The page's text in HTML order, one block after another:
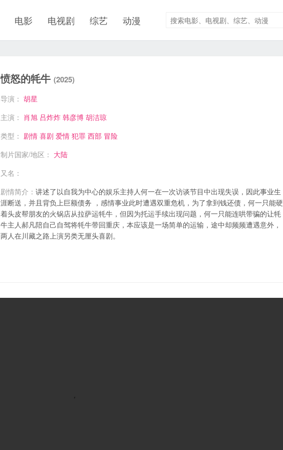
电影 电视剧 综艺 动漫
愤怒的牦牛 (2025)
导演： 胡星
主演： 肖旭 吕炸炸 韩彦博 胡洁琼
类型： 剧情 喜剧 爱情 犯罪 西部 冒险
制片国家/地区： 大陆
又名：
剧情简介： 讲述了以自我为中心的娱乐主持人何一在一次访谈节目中出现失误，因此事业生
涯断送，并且背负上巨额债务 ，感情事业此时遭遇双重危机，为了拿到钱还债，何一只能硬
着头皮帮朋友的火锅店从拉萨运牦牛，但因为托运手续出现问题，何一只能连哄带骗的让牦
牛主人郝凡陪自己自驾将牦牛带回重庆，本应该是一场简单的运输，途中却频频遭遇意外，
两人在川藏之路上演另类无厘头喜剧。